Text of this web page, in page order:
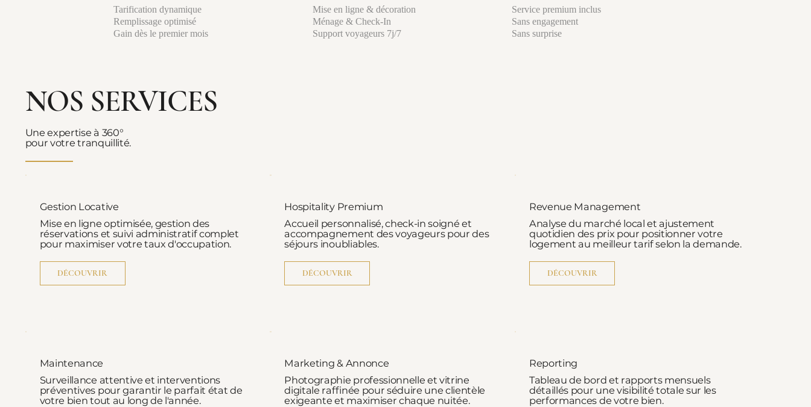
NOS SERVICES
Une expertise à 360°
pour votre tranquillité.
Gestion Locative
Mise en ligne optimisée, gestion des
réservations et suivi administratif complet
pour maximiser votre taux d'occupation.
DÉCOUVRIR
Hospitality Premium
Accueil personnalisé, check-in soigné et
accompagnement des voyageurs pour des
séjours inoubliables.
DÉCOUVRIR
Revenue Management
Analyse du marché local et ajustement
quotidien des prix pour positionner votre
logement au meilleur tarif selon la demande.
DÉCOUVRIR
Maintenance
Surveillance attentive et interventions
préventives pour garantir le parfait état de
votre bien tout au long de l'année.
Marketing & Annonce
Photographie professionnelle et vitrine
digitale raffinée pour séduire une clientèle
exigeante et maximiser chaque nuitée.
Reporting
Tableau de bord et rapports mensuels
détaillés pour une visibilité totale sur les
performances de votre bien.
Tarification dynamique
Remplissage optimisé
Gain dès le premier mois
Mise en ligne & décoration
Ménage & Check-In
Support voyageurs 7j/7
Service premium inclus
Sans engagement
Sans surprise